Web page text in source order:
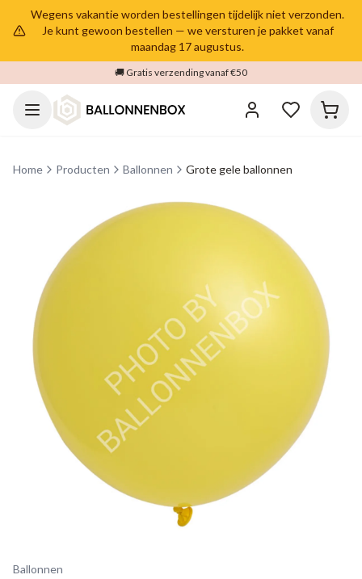
Wegens vakantie worden bestellingen tijdelijk niet verzonden.
Je kunt gewoon bestellen — we versturen je pakket vanaf
maandag 17 augustus.
🚚 Gratis verzending vanaf €50
Home Producten Ballonnen Grote gele ballonnen
Ballonnen